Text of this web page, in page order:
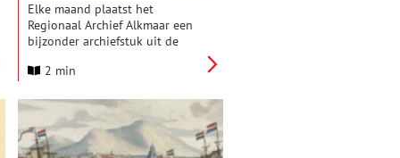
Elke maand plaatst het
Regionaal Archief Alkmaar een
bijzonder archiefstuk uit de
Deze keer: een brief uit 1898
vragen om aansluiting op het
telefoonnet. Op 29 januari 1898
stuurden tien Castricumse
prominenten dit verzoekschrift
2 min